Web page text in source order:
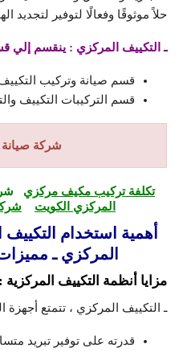
حلاً موثوقًا وفعالًا لتوفير لتجديد
ـ التكييف المركزي : ينقسم إلي
قسم صيانة وتركيب
قسم التركيبات التكييف
شركة
تكلفة تركيب مكيف مركزي
المركزي الكويت
أهمية استخدام
المركزي ـ
مزايا أنظمة التكييف المركزية
ـ التكييف المركزي ، تتمتع أجهزة
قدرته على توفير تبريد